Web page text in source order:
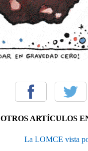
OTROS ARTÍCULOS
La LOMCE vista